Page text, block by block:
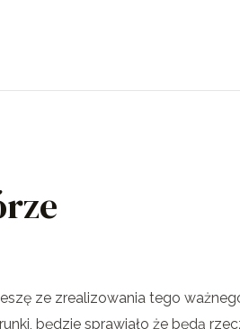
ze zrealizowania tego
będzie sprawiało że będą